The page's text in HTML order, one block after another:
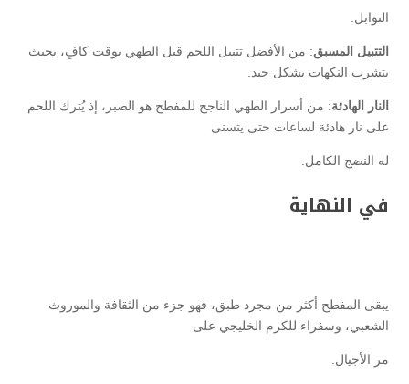
التوابل.
التتبيل المسبق: من الأفضل تتبيل اللحم قبل الطهي بوقت كافٍ، بحيث
يتشرب النكهات بشكل جيد.
النار الهادئة: من أسرار الطهي الناجح للمفطح هو الصبر، إذ يُترك اللحم
على نار هادئة لساعات حتى يتسنى
له النضج الكامل.
في النهاية
يبقى المفطح أكثر من مجرد طبق، فهو جزء من الثقافة والموروث
الشعبي، وسفراء للكرم الخليجي على
مر الأجيال.